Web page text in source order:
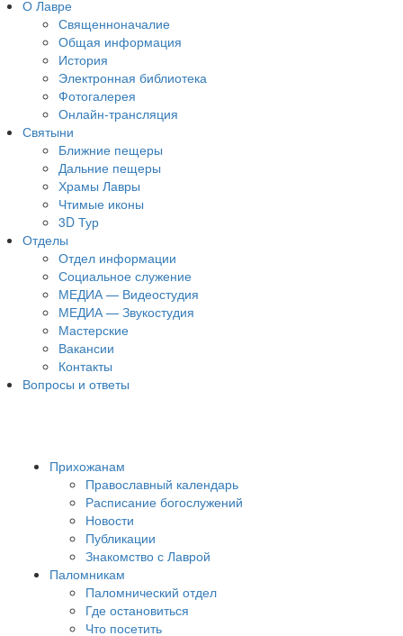
О Лавре
Священноначалие
Общая информация
История
Электронная библиотека
Фотогалерея
Онлайн-трансляция
Святыни
Ближние пещеры
Дальние пещеры
Храмы Лавры
Чтимые иконы
3D Тур
Отделы
Отдел информации
Социальное служение
МЕДИА — Видеостудия
МЕДИА — Звукостудия
Мастерские
Вакансии
Контакты
Вопросы и ответы
Прихожанам
Православный календарь
Расписание богослужений
Новости
Публикации
Знакомство с Лаврой
Паломникам
Паломнический отдел
Где остановиться
Что посетить